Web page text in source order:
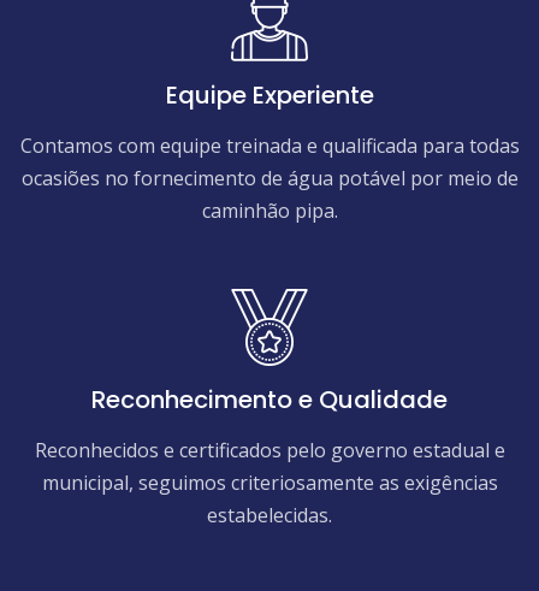
Equipe Experiente
Contamos com equipe treinada e qualificada para todas
ocasiões no fornecimento de água potável por meio de
caminhão pipa.
Reconhecimento e Qualidade
Reconhecidos e certificados pelo governo estadual e
municipal, seguimos criteriosamente as exigências
estabelecidas.